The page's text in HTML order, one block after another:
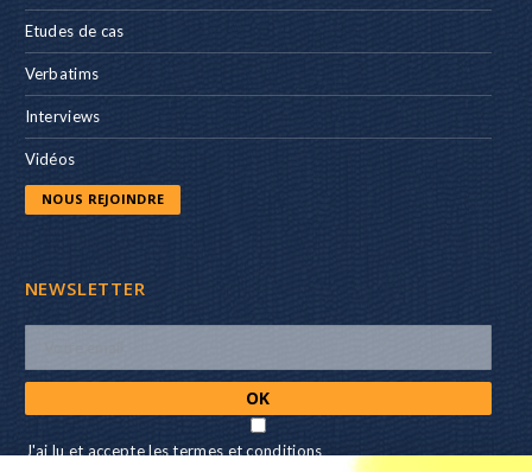
Etudes de cas
Verbatims
Interviews
Vidéos
NOUS REJOINDRE
NEWSLETTER
J'ai lu et accepte les termes et conditions